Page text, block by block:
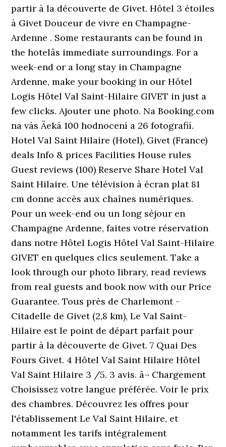
partir à la découverte de Givet. Hôtel 3 étoiles
à Givet Douceur de vivre en Champagne-
Ardenne . Some restaurants can be found in
the hotelâs immediate surroundings. For a
week-end or a long stay in Champagne
Ardenne, make your booking in our Hôtel
Logis Hôtel Val Saint-Hilaire GIVET in just a
few clicks. Ajouter une photo. Na Booking.com
na vás Äeká 100 hodnocení a 26 fotografií.
Hotel Val Saint Hilaire (Hotel), Givet (France)
deals Info & prices Facilities House rules
Guest reviews (100) Reserve Share Hotel Val
Saint Hilaire. Une télévision à écran plat 81
cm donne accès aux chaînes numériques.
Pour un week-end ou un long séjour en
Champagne Ardenne, faites votre réservation
dans notre Hôtel Logis Hôtel Val Saint-Hilaire
GIVET en quelques clics seulement. Take a
look through our photo library, read reviews
from real guests and book now with our Price
Guarantee. Tous près de Charlemont -
Citadelle de Givet (2,8 km), Le Val Saint-
Hilaire est le point de départ parfait pour
partir à la découverte de Givet. 7 Quai Des
Fours Givet. 4 Hôtel Val Saint Hilaire Hôtel
Val Saint Hilaire 3 /5. 3 avis. â¬ Chargement
Choisissez votre langue préférée. Voir le prix
des chambres. Découvrez les offres pour
l'établissement Le Val Saint Hilaire, et
notamment les tarifs intégralement